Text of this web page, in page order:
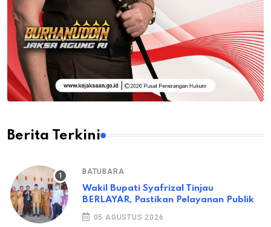
Berita Terkini
BATUBARA
Wakil Bupati Syafrizal Tinjau
BERLAYAR, Pastikan Pelayanan Publik
05 AGUSTUS 2026